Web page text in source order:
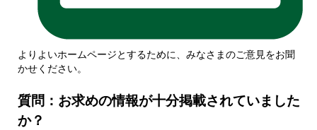
よりよいホームページとするために、みなさまのご意見をお聞
かせください。
質問：お求めの情報が十分掲載されていました
か？